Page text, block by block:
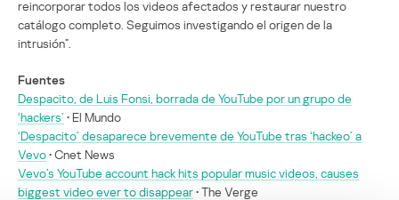
reincorporar todos los videos afectados y restaurar nuestro
catálogo completo. Seguimos investigando el origen de la
intrusión”.
Fuentes
Despacito, de Luis Fonsi, borrada de YouTube por un grupo de
‘hackers’ • El Mundo
‘Despacito’ desaparece brevemente de YouTube tras ‘hackeo’ a
Vevo• Cnet News
Vevo’s YouTube account hack hits popular music videos, causes
biggest video ever to disappear• The Verge